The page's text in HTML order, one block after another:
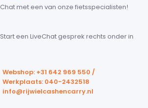
Chat met een van onze fietsspecialisten!
Start een LiveChat gesprek rechts onder in
Webshop: +31 642 969 550 /
Werkplaats: 040-2432518
info@rijwielcashencarry.nl